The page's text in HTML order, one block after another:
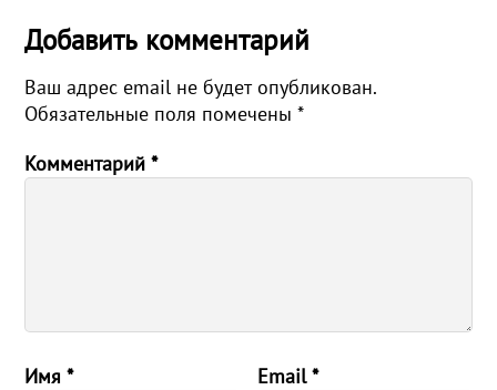
Добавить комментарий
Ваш адрес email не будет опубликован.
Обязательные поля помечены*
Комментарий*
Имя* Email*